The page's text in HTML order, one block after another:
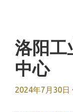
洛阳工
中心
2024年7月30日